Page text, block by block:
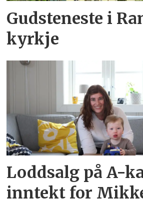
Gudsteneste i
kyrkje
Loddsalg på A-
inntekt for